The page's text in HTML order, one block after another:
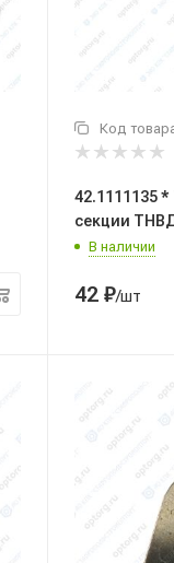
Код
42.1111135
секции
В наличии
42 ₽/шт